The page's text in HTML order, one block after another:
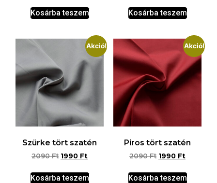
Kosárba teszem Kosárba teszem
Akció!
Szürke tört szatén
2090Ft 1990 Ft
Kosárba teszem
Akció!
Piros tört szatén
2090Ft 1990 Ft
Kosárba teszem